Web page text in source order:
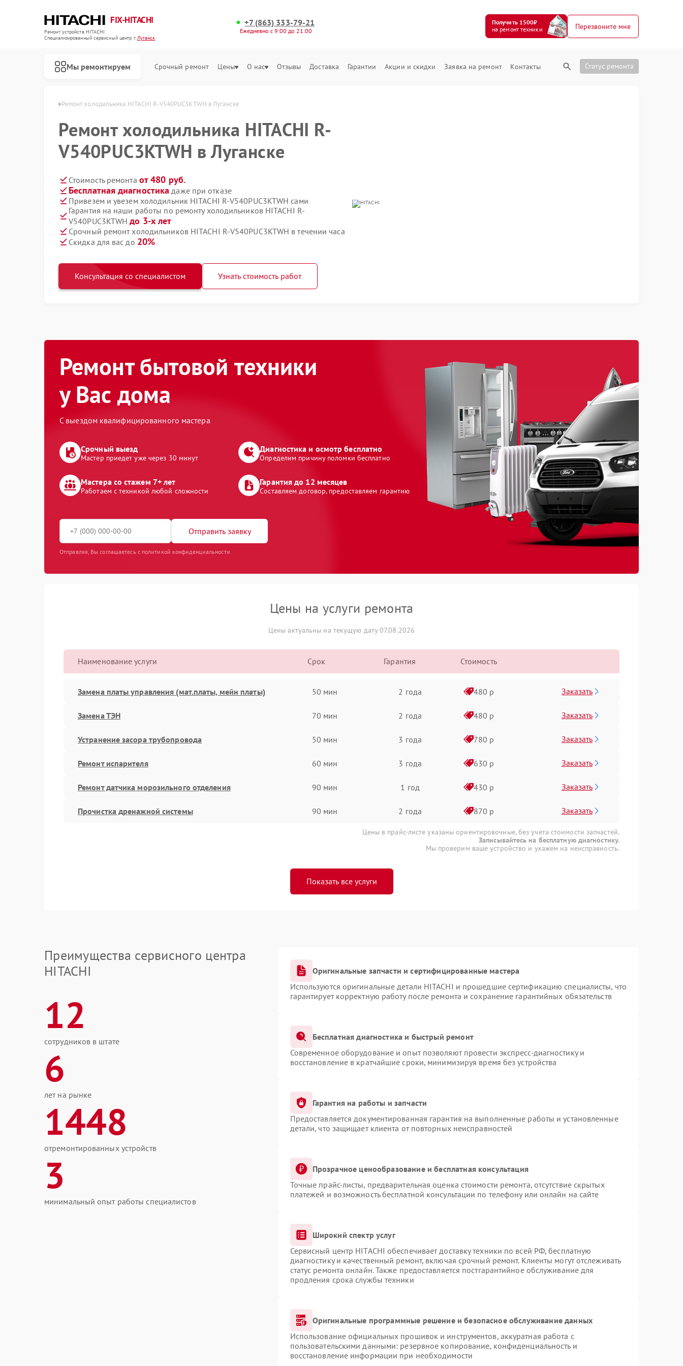
FIX-HITACHI
Ремонт устройств HITACHI
Специализированный cервисный центр г.Луганск
+7 (863) 333-79-21
Ежедневно с 9:00 до 21:00
Получить 1500₽
на ремонт техники
Перезвоните мне
Мы ремонтируем Срочный ремонт Цены О нас Отзывы Доставка Гарантии Акции и скидки Заявка на ремонт Контакты Статус ремонта
Ремонт холодильника HITACHI R-V540PUC3KTWH в Луганске
Ремонт холодильника HITACHI R-
V540PUC3KTWH в Луганске
Стоимость ремонта от 480 руб.
Бесплатная диагностика даже при отказе
Привезем и увезем холодильник HITACHI R-V540PUC3KTWH сами
Гарантия на наши работы по ремонту холодильников HITACHI R-
V540PUC3KTWHдо 3-х лет
Срочный ремонт холодильников HITACHI R-V540PUC3KTWH в течении часа
Скидка для вас до 20%
Консультация со специалистом Узнать стоимость работ
Ремонт бытовой техники
у Вас дома
С выездом квалифицированного мастера
Срочный выезд
Мастер приедет уже через 30 минут
Диагностика и осмотр бесплатно
Определим причину поломки бесплатно
Мастера со стажем 7+ лет
Работаем с техникой любой сложности
Гарантия до 12 месяцев
Составляем договор, предоставляем гарантию
Отправить заявку
Отправляя, Вы соглашаетесь с политикой конфиденциальности
Цены на услуги ремонта
Цены актуальны на текущую дату 07.08.2026
Наименование услуги Срок Гарантия Стоимость
Замена платы управления (мат.платы, мейн платы) 50 мин 2 года 480 р Заказать
Замена ТЭН 70 мин 2 года 480 р Заказать
Устранение засора трубопровода 50 мин 3 года 780 р Заказать
Ремонт испарителя 60 мин 3 года 630 р Заказать
Ремонт датчика морозильного отделения 90 мин 1 год 430 р Заказать
Прочистка дренажной системы 90 мин 2 года 870 р Заказать
Цены в прайс-листе указаны ориентировочные, без учета стоимости запчастей.
Записывайтесь на бесплатную диагностику.
Мы проверим ваше устройство и укажем на неисправность.
Показать все услуги
Преимущества сервисного центра
HITACHI
12
сотрудников в штате
6
лет на рынке
1448
отремонтированных устройств
3
минимальный опыт работы специалистов
Оригинальные запчасти и сертифицированные мастера
Используются оригинальные детали HITACHI и прошедшие сертификацию специалисты, что
гарантирует корректную работу после ремонта и сохранение гарантийных обязательств
Бесплатная диагностика и быстрый ремонт
Современное оборудование и опыт позволяют провести экспресс-диагностику и
восстановление в кратчайшие сроки, минимизируя время без устройства
Гарантия на работы и запчасти
Предоставляется документированная гарантия на выполненные работы и установленные
детали, что защищает клиента от повторных неисправностей
Прозрачное ценообразование и бесплатная консультация
Точные прайс-листы, предварительная оценка стоимости ремонта, отсутствие скрытых
платежей и возможность бесплатной консультации по телефону или онлайн на сайте
Широкий спектр услуг
Сервисный центр HITACHI обеспечивает доставку техники по всей РФ, бесплатную
диагностику и качественный ремонт, включая срочный ремонт. Клиенты могут отслеживать
статус ремонта онлайн. Также предоставляется постгарантийное обслуживание для
продления срока службы техники
Оригинальные программные решение и безопасное обслуживание данных
Использование официальных прошивок и инструментов, аккуратная работа с
пользовательскими данными: резервное копирование, конфиденциальность и
восстановление информации при необходимости